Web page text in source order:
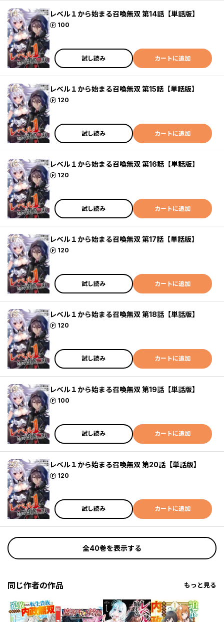
レベル１から始まる召喚無双 第14話【単話版】
100
ポイント
試し読み カートに追加
レベル１から始まる召喚無双 第15話【単話版】
120
ポイント
試し読み カートに追加
レベル１から始まる召喚無双 第16話【単話版】
120
ポイント
試し読み カートに追加
レベル１から始まる召喚無双 第17話【単話版】
120
ポイント
試し読み カートに追加
レベル１から始まる召喚無双 第18話【単話版】
120
ポイント
試し読み カートに追加
レベル１から始まる召喚無双 第19話【単話版】
100
ポイント
試し読み カートに追加
レベル１から始まる召喚無双 第20話【単話版】
120
ポイント
試し読み カートに追加
全40巻を表示する
同じ作者の作品 もっと見る